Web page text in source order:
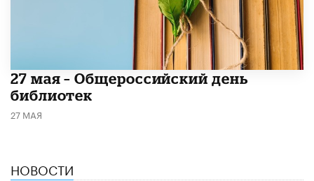
​27 мая – Общероссийский день
библиотек
27 МАЯ
НОВОСТИ